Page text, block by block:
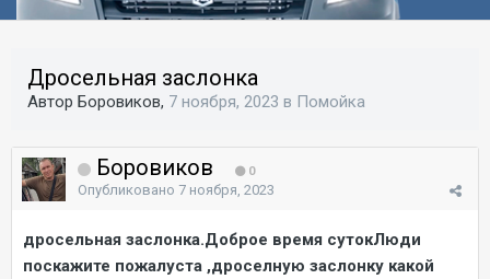
Дросельная заслонка
Автор Боровиков, 7 ноября, 2023 в Помойка
Боровиков 0
Опубликовано 7 ноября, 2023
дросельная заслонка.Доброе время сутокЛюди
поскажите пожалуста ,дроселную заслонку какой